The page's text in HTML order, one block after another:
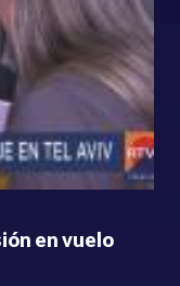
en vuelo